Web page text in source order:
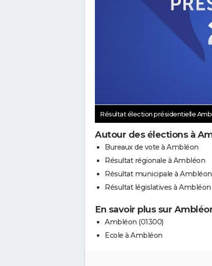
Résultat élection présidentielle
Autour des élections à
Bureaux de vote à Ambléon
Résultat régionale à Ambléon
Résultat municipale à Ambléon
Résultat législatives à Ambléon
En savoir plus sur
Ambléon (01300)
Ecole à Ambléon